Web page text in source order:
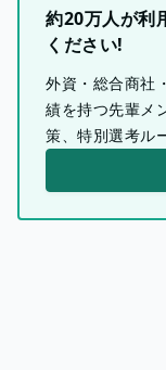
約20万人が利
ください!
外資・総合商社
績を持つ先輩メ
策、特別選考ル